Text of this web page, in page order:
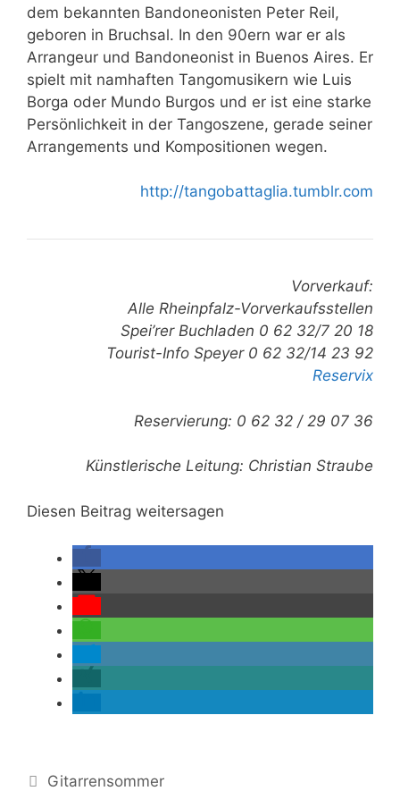
dem bekannten Bandoneonisten Peter Reil,
geboren in Bruchsal. In den 90ern war er als
Arrangeur und Bandoneonist in Buenos Aires. Er
spielt mit namhaften Tangomusikern wie Luis
Borga oder Mundo Burgos und er ist eine starke
Persönlichkeit in der Tangoszene, gerade seiner
Arrangements und Kompositionen wegen.
http://tangobattaglia.tumblr.com
Vorverkauf:
Alle Rheinpfalz-Vorverkaufsstellen
Spei’rer Buchladen 0 62 32/7 20 18
Tourist-Info Speyer 0 62 32/14 23 92
Reservix
Reservierung: 0 62 32 / 29 07 36
Künstlerische Leitung: Christian Straube
Diesen Beitrag weitersagen
Kategorien
Gitarrensommer